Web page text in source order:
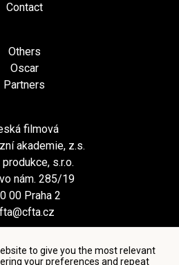
to give you the most relevant
your preferences and repeat
Contact
Others
Oscar
Partners
filmová
akademie, z.s.
produkce, s.r.o.
nám. 285/19
00 Praha 2